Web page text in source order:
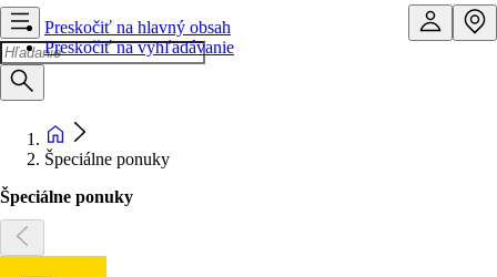
Preskočiť na hlavný obsah
Preskočiť na vyhľadávanie
Špeciálne ponuky
Špeciálne ponuky